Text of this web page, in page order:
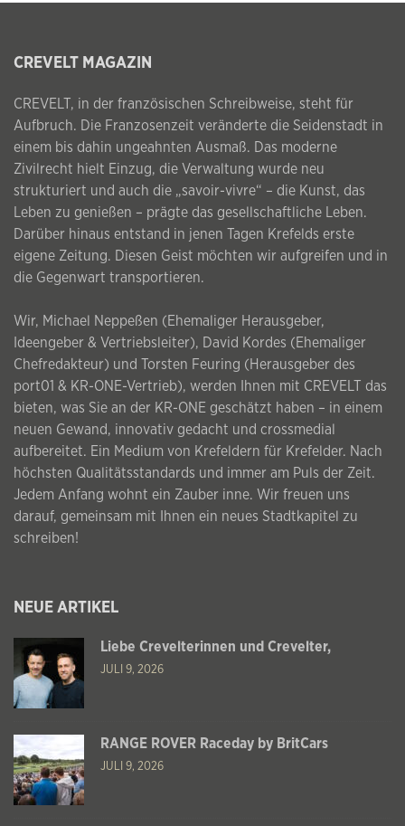
CREVELT MAGAZIN
CREVELT, in der französischen Schreibweise, steht für
Aufbruch. Die Franzosenzeit veränderte die Seidenstadt in
einem bis dahin ungeahnten Ausmaß. Das moderne
Zivilrecht hielt Einzug, die Verwaltung wurde neu
strukturiert und auch die „savoir-vivre“ – die Kunst, das
Leben zu genießen – prägte das gesellschaftliche Leben.
Darüber hinaus entstand in jenen Tagen Krefelds erste
eigene Zeitung. Diesen Geist möchten wir aufgreifen und in
die Gegenwart transportieren.
Wir, Michael Neppeßen (Ehemaliger Herausgeber,
Ideengeber & Vertriebsleiter), David Kordes (Ehemaliger
Chefredakteur) und Torsten Feuring (Herausgeber des
port01 & KR-ONE-Vertrieb), werden Ihnen mit CREVELT das
bieten, was Sie an der KR-ONE geschätzt haben – in einem
neuen Gewand, innovativ gedacht und crossmedial
aufbereitet. Ein Medium von Krefeldern für Krefelder. Nach
höchsten Qualitätsstandards und immer am Puls der Zeit.
Jedem Anfang wohnt ein Zauber inne. Wir freuen uns
darauf, gemeinsam mit Ihnen ein neues Stadtkapitel zu
schreiben!
NEUE ARTIKEL
Liebe Crevelterinnen und Crevelter,
JULI 9, 2026
RANGE ROVER Raceday by BritCars
JULI 9, 2026